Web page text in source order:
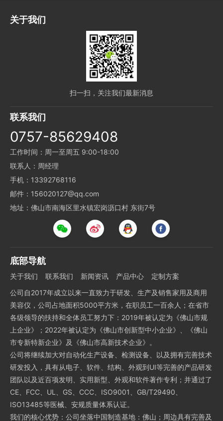
关于我们
扫一扫，关注我们最新消息
联系我们
0757-85629408
工作时间：周一至周五 9:00-18:00
联系人：周经理
手机：13392768116
邮件：156020127@qq.com
地址：佛山市南海区里水镇宏岗沥口村 东街7号
底部导航
关于我们 联系我们 新闻资讯 产品中心
定制方案
公司自2017年成立以来一直致力于研发、生产及销售家用及商用
美容仪，公司占地面积5000平方米，在职员工一百余人；在省市
各级领导的扶持和全体员工努力下：2019年被认定为《佛山市规
上企业》；2022年被认定为《佛山市创新型中小企业》、《佛山
市专新特新企业》及《佛山市高新技术企业》。
公司将继续加大对自动化生产设备、检测设备、以及拥有完善技术
研发投入，具有从电子、软件、结构、外观到UI等完善的产品研发
团队以及近百项发明、实用新型、外观和软件著作专利；并通过了
CE、FCC、UL、GS、CCC、ISO9001、GB/T29490、
ISO13485等医械、安规质量体系认证。
我们的核心优势：公司坐落中国制造基地：佛山；周边具有完善及